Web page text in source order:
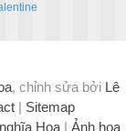
, chỉnh sửa bởi Lê
| Sitemap
Hoa| Ảnh hoa